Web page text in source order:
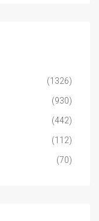
(1326)
(930)
(442)
(112)
(70)